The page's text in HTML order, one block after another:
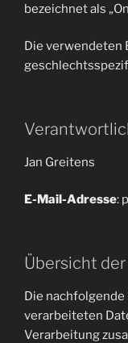
bezeichnet als
Die verwendeten
Jan Greitens
E-Mail-Adresse:
Übersicht
Die
verarbeiteten
Verarbeitung